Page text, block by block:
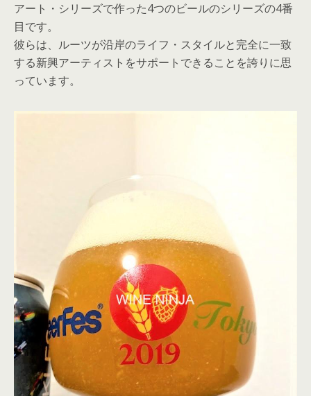
アート・シリーズで作った4つのビールのシリーズの4番
目です。
彼らは、ルーツが沿岸のライフ・スタイルと完全に一致
する新興アーティストをサポートできることを誇りに思
っています。